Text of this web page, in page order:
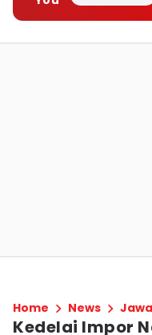
Home News
Kedelai Impor